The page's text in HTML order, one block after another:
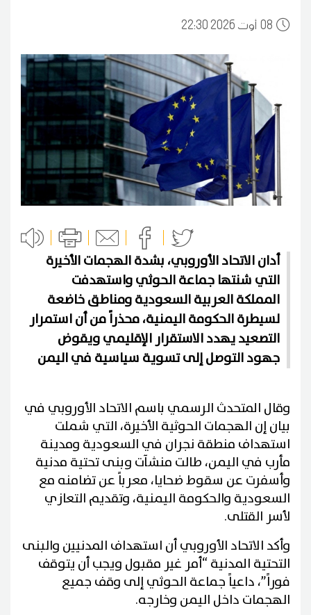
0822:30 2026 أوت
أدان الاتحاد الأوروبي، بشدة الهجمات الأخيرة
التي شنتها جماعة الحوثي واستهدفت
المملكة العربية السعودية ومناطق خاضعة
لسيطرة الحكومة اليمنية، محذراً من أن استمرار
التصعيد يهدد الاستقرار الإقليمي ويقوض
جهود التوصل إلى تسوية سياسية في اليمن
وقال المتحدث الرسمي باسم الاتحاد الأوروبي في
بيان إن الهجمات الحوثية الأخيرة، التي شملت
استهداف منطقة نجران في السعودية ومدينة
مأرب في اليمن، طالت منشآت وبنى تحتية مدنية
وأسفرت عن سقوط ضحايا، معرباً عن تضامنه مع
السعودية والحكومة اليمنية، وتقديم التعازي
لأسر القتلى.
وأكد الاتحاد الأوروبي أن استهداف المدنيين والبنى
التحتية المدنية “أمر غير مقبول ويجب أن يتوقف
فوراً”، داعياً جماعة الحوثي إلى وقف جميع
الهجمات داخل اليمن وخارجه.